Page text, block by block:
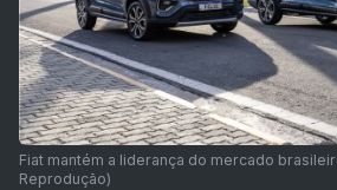
Fiat mantém a liderança do mercado
Reprodução)